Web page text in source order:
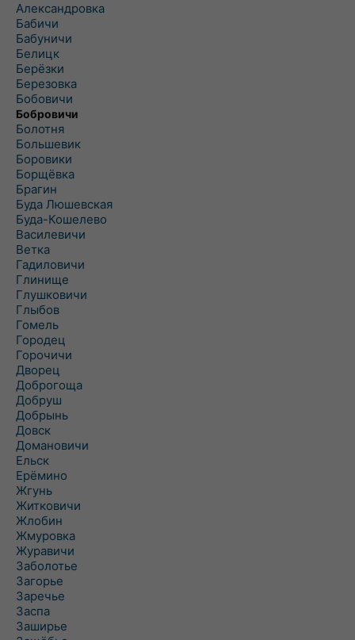
Александровка
Бабичи
Бабуничи
Белицк
Берёзки
Березовка
Бобовичи
Бобровичи
Болотня
Большевик
Боровики
Борщёвка
Брагин
Буда Люшевская
Буда-Кошелево
Василевичи
Ветка
Гадиловичи
Глинище
Глушковичи
Глыбов
Гомель
Городец
Горочичи
Дворец
Доброгоща
Добруш
Добрынь
Довск
Домановичи
Ельск
Ерёмино
Жгунь
Житковичи
Жлобин
Жмуровка
Журавичи
Заболотье
Загорье
Заречье
Заспа
Заширье